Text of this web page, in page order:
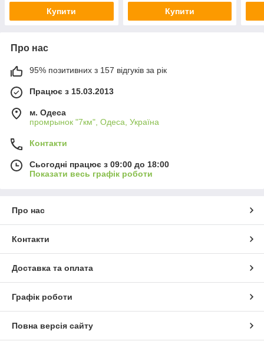
Купити Купити
Про нас
95% позитивних з 157 відгуків за рік
Працює з 15.03.2013
м. Одеса
промрынок "7км", Одеса, Україна
Контакти
Сьогодні працює з 09:00 до 18:00
Показати весь графік роботи
Про нас
Контакти
Доставка та оплата
Графік роботи
Повна версія сайту